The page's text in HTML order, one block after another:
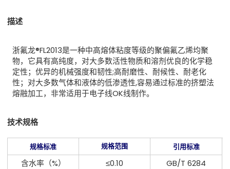
描述
浙氟龙®FL2013是一种中高熔体粘度等级的聚偏氟乙烯均聚
物，它具有高纯度，对大多数活性物质和溶剂优良的化学稳
定性；优异的机械强度和韧性;高耐磨性、耐候性、耐老化
性；对大多数气体和液体的低渗透性,容易通过标准的挤塑法
熔融加工，非常适用于电子线OK线制作。
技术规格
规格标准 规格范围 引用标准
含水率（%） ≤0.10
GB/T 6284